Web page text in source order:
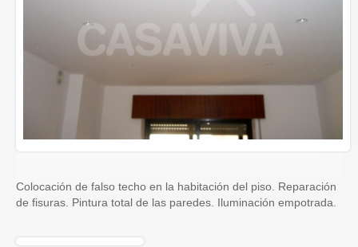
Colocación de falso techo en la habitación del piso. Reparación
de fisuras. Pintura total de las paredes. Iluminación empotrada.